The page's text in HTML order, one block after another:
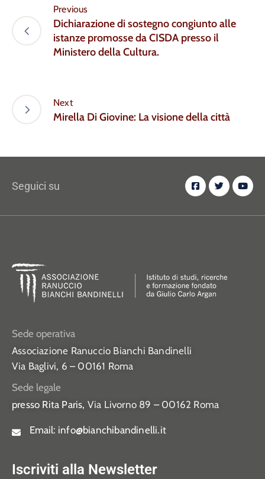
Previous
Dichiarazione di sostegno congiunto alle
istanze promosse da CISDA presso il
Ministero della Cultura.
Next
Mirella Di Giovine: La visione della città
Seguici su
Sede operativa
Associazione Ranuccio Bianchi Bandinelli
Via Baglivi, 6 – 00161 Roma
Sede legale
presso Rita Paris, Via Livorno 89 – 00162 Roma
Email: info@bianchibandinelli.it
Iscriviti alla Newsletter